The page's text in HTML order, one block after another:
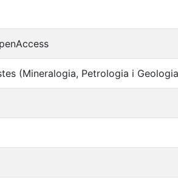
(Mineralogia, Petrologia i